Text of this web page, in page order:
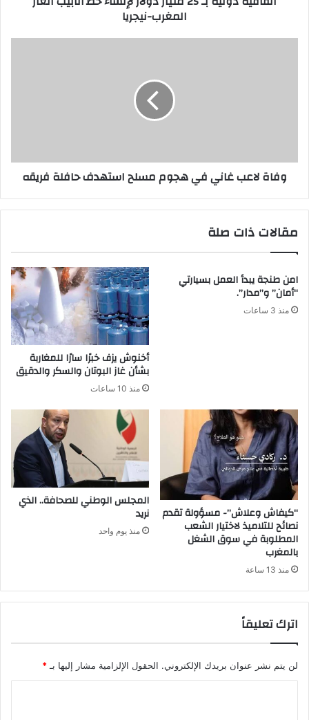
المغرب-نيجريا
وفاة لاعب غاني في هجوم مسلح استهدف حافلة فريقه
مقالات ذات صلة
امن طنجة يبدأ العمل بسيارتي
“أمان” و”مدار”.
منذ 3 ساعات
أخنوش يزف خبرًا سارًا للمغاربة
بشأن غاز البوتان والسكر والدقيق
منذ 10 ساعات
“كيفاش وعلاش”- مسؤولة تقدم
نصائح للتلاميذ لاختيار الشعب
المطلوبة في سوق الشغل
بالمغرب
منذ 13 ساعة
المجلس الوطني للصحافة.. الذي
نريد
منذ يوم واحد
اترك تعليقاً
لن يتم نشر عنوان بريدك الإلكتروني. الحقول الإلزامية مشار إليها بـ *